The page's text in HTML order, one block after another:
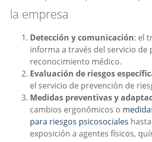
la empresa
Detección y comunicación: el
informa a través del servicio de
reconocimiento médico.
Evaluación de riesgos
el servicio de prevención de
Medidas preventivas y
cambios ergonómicos o
para riesgos psicosociales
exposición a agentes físicos,